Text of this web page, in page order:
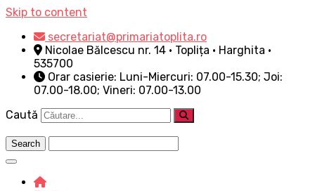
Skip to content
secretariat@primariatoplita.ro
Nicolae Bălcescu nr. 14 • Toplița • Harghita •
535700
Orar casierie: Luni-Miercuri: 07.00-15.30; Joi:
07.00-18.00; Vineri: 07.00-13.00
Caută